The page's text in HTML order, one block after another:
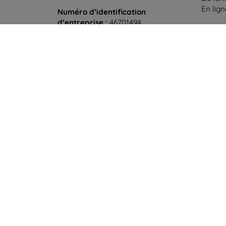
Numéro d’identification
d’entreprise :46701494
En